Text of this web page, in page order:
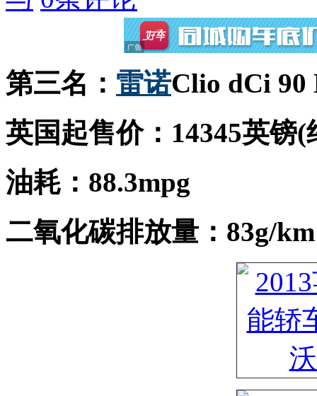
第三名： 雷诺Clio dCi 90
英国起售价：14345英镑
油耗：88.3mpg
二氧化碳排放量：83g/km